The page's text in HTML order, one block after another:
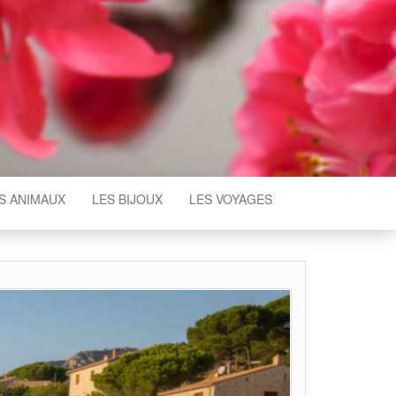
ANIMAUX LES BIJOUX LES VOYAGES